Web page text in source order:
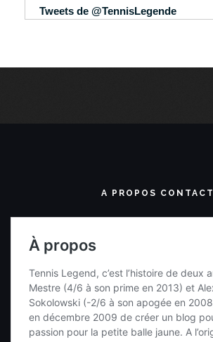
Tweets de @TennisLegende
A PROPOS CONTACT